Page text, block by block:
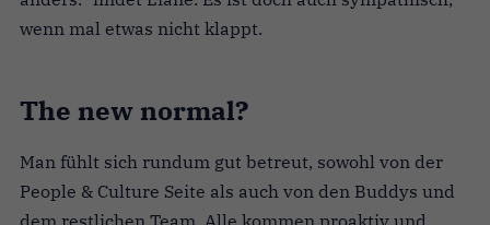
wenn mal etwas nicht klappt.
The new normal?
Man fühlt sich rundum gut betreut, sowohl von der
People & Culture Seite als auch von den Buddys und